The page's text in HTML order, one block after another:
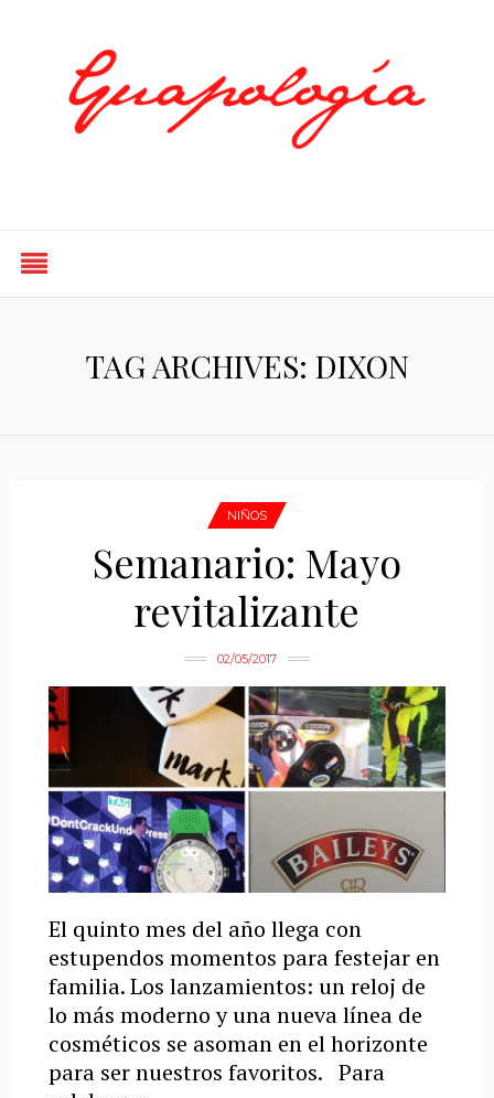
TAG ARCHIVES: DIXON
NIÑOS
Semanario: Mayo
revitalizante
02/05/2017
El quinto mes del año llega con
estupendos momentos para festejar en
familia. Los lanzamientos: un reloj de
lo más moderno y una nueva línea de
cosméticos se asoman en el horizonte
para ser nuestros favoritos. Para